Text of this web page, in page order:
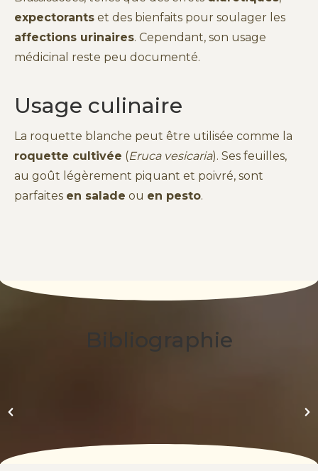
expectorants et des bienfaits pour soulager les
affections urinaires. Cependant, son usage
médicinal reste peu documenté.
Usage culinaire
La roquette blanche peut être utilisée comme la
roquette cultivée (Eruca vesicaria). Ses feuilles,
au goût légèrement piquant et poivré, sont
parfaites en salade ou en pesto.
Bibliographie